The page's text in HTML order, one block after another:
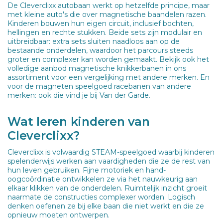
De Cleverclixx autobaan werkt op hetzelfde principe, maar
met kleine auto's die over magnetische baandelen razen.
Kinderen bouwen hun eigen circuit, inclusief bochten,
hellingen en rechte stukken. Beide sets zijn modulair en
uitbreidbaar: extra sets sluiten naadloos aan op de
bestaande onderdelen, waardoor het parcours steeds
groter en complexer kan worden gemaakt. Bekijk ook het
volledige aanbod magnetische knikkerbanen in ons
assortiment voor een vergelijking met andere merken. En
voor de magneten speelgoed racebanen van andere
merken: ook die vind je bij Van der Garde.
Wat leren kinderen van
Cleverclixx?
Cleverclixx is volwaardig STEAM-speelgoed waarbij kinderen
spelenderwijs werken aan vaardigheden die ze de rest van
hun leven gebruiken. Fijne motoriek en hand-
oogcoördinatie ontwikkelen ze via het nauwkeurig aan
elkaar klikken van de onderdelen. Ruimtelijk inzicht groeit
naarmate de constructies complexer worden. Logisch
denken oefenen ze bij elke baan die niet werkt en die ze
opnieuw moeten ontwerpen.